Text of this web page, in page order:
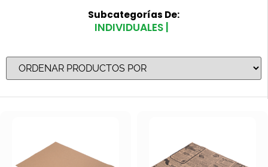
Subcategorías De:
INDIVIDUALES |